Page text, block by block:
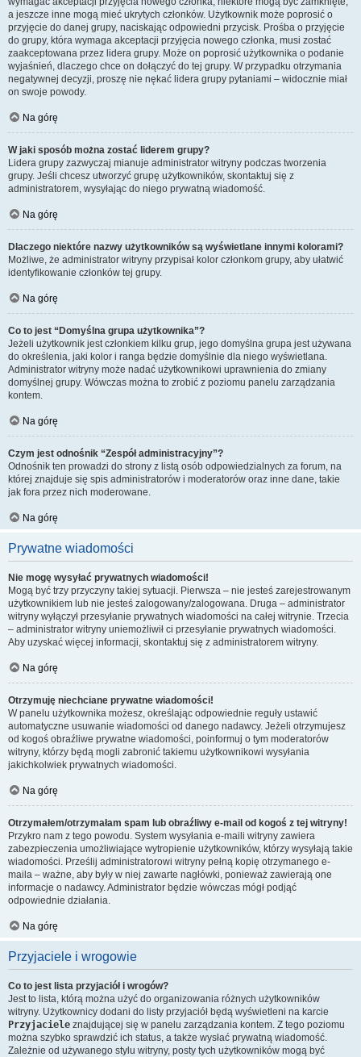
a jeszcze inne mogą mieć ukrytych członków. Użytkownik może poprosić o
przyjęcie do danej grupy, naciskając odpowiedni przycisk. Prośba o przyjęcie
do grupy, która wymaga akceptacji przyjęcia nowego członka, musi zostać
zaakceptowana przez lidera grupy. Może on poprosić użytkownika o podanie
wyjaśnień, dlaczego chce on dołączyć do tej grupy. W przypadku otrzymania
negatywnej decyzji, proszę nie nękać lidera grupy pytaniami – widocznie miał
on swoje powody.
Na górę
W jaki sposób można zostać liderem grupy?
Lidera grupy zazwyczaj mianuje administrator witryny podczas tworzenia
grupy. Jeśli chcesz utworzyć grupę użytkowników, skontaktuj się z
administratorem, wysyłając do niego prywatną wiadomość.
Na górę
Dlaczego niektóre nazwy użytkowników są wyświetlane innymi kolorami?
Możliwe, że administrator witryny przypisał kolor członkom grupy, aby ułatwić
identyfikowanie członków tej grupy.
Na górę
Co to jest “Domyślna grupa użytkownika”?
Jeżeli użytkownik jest członkiem kilku grup, jego domyślna grupa jest używana
do określenia, jaki kolor i ranga będzie domyślnie dla niego wyświetlana.
Administrator witryny może nadać użytkownikowi uprawnienia do zmiany
domyślnej grupy. Wówczas można to zrobić z poziomu panelu zarządzania
kontem.
Na górę
Czym jest odnośnik “Zespół administracyjny”?
Odnośnik ten prowadzi do strony z listą osób odpowiedzialnych za forum, na
której znajduje się spis administratorów i moderatorów oraz inne dane, takie
jak fora przez nich moderowane.
Na górę
Prywatne wiadomości
Nie mogę wysyłać prywatnych wiadomości!
Mogą być trzy przyczyny takiej sytuacji. Pierwsza – nie jesteś zarejestrowanym
użytkownikiem lub nie jesteś zalogowany/zalogowana. Druga – administrator
witryny wyłączył przesyłanie prywatnych wiadomości na całej witrynie. Trzecia
– administrator witryny uniemożliwił ci przesyłanie prywatnych wiadomości.
Aby uzyskać więcej informacji, skontaktuj się z administratorem witryny.
Na górę
Otrzymuję niechciane prywatne wiadomości!
W panelu użytkownika możesz, określając odpowiednie reguły ustawić
automatyczne usuwanie wiadomości od danego nadawcy. Jeżeli otrzymujesz
od kogoś obraźliwe prywatne wiadomości, poinformuj o tym moderatorów
witryny, którzy będą mogli zabronić takiemu użytkownikowi wysyłania
jakichkolwiek prywatnych wiadomości.
Na górę
Otrzymałem/otrzymałam spam lub obraźliwy e-mail od kogoś z tej witryny!
Przykro nam z tego powodu. System wysyłania e-maili witryny zawiera
zabezpieczenia umożliwiające wytropienie użytkowników, którzy wysyłają takie
wiadomości. Prześlij administratorowi witryny pełną kopię otrzymanego e-
maila – ważne, aby były w niej zawarte nagłówki, ponieważ zawierają one
informacje o nadawcy. Administrator będzie wówczas mógł podjąć
odpowiednie działania.
Na górę
Przyjaciele i wrogowie
Co to jest lista przyjaciół i wrogów?
Jest to lista, którą można użyć do organizowania różnych użytkowników
witryny. Użytkownicy dodani do listy przyjaciół będą wyświetleni na karcie
Przyjaciele znajdującej się w panelu zarządzania kontem. Z tego poziomu
można szybko sprawdzić ich status, a także wysłać prywatną wiadomość.
Zależnie od używanego stylu witryny, posty tych użytkowników mogą być